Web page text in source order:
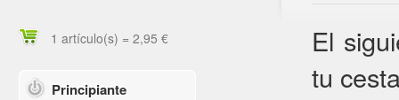
1 artículo(s) = 2,95 €
Principiante
El
tu